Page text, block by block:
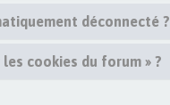
déconnecté ?
cookies du forum » ?